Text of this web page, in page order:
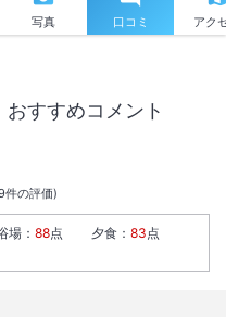
写真 口コミ アク
すすめコメント
件の評価)
場 ： 88点 夕食 ： 83点